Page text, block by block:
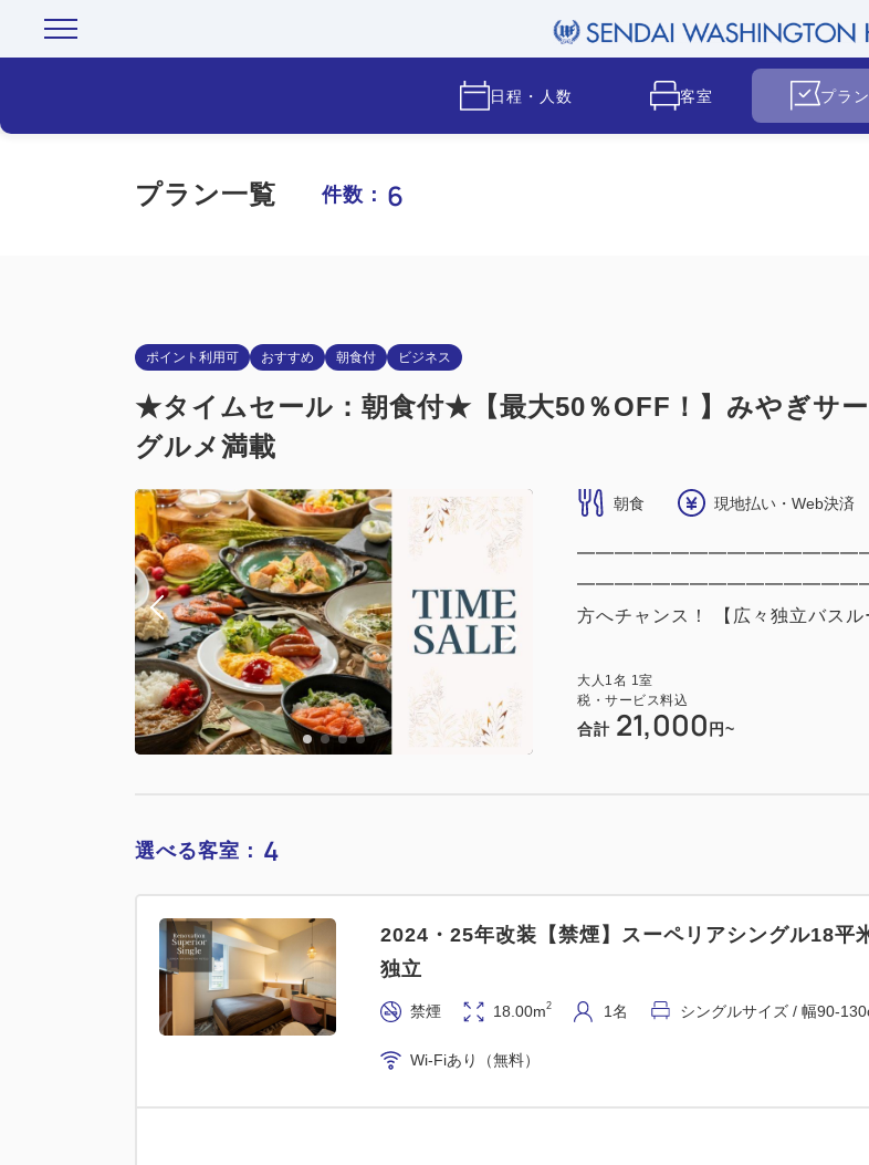
日程・人数 客室 プラン
プラン一覧 件数： 6
ポイント利用可 おすすめ 朝食付 ビジネス
★タイムセール：朝食付★【最大50％OFF！】みやぎサ
グルメ満載
朝食 現地払い・Web決済
━━━━━━━━━━━━━━━━━━━
━━━━━━━━━━━━━━━━━━━ 仙
方へチャンス！ 【広々独立バス
大人 1名 1室
税・サービス料込
合計 21,000 円~
選べる客室： 4
2024・25年改装【禁煙】スーペリアシングル18平
独立
禁煙 18.00m2 1名 シングルサイズ / 幅90-
Wi-Fiあり（無料）